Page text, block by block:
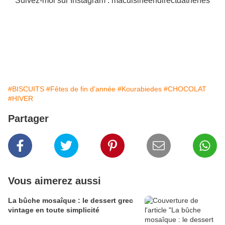
#BISCUITS #Fêtes de fin d'année #Kourabiedes #CHOCOLAT
#HIVER
Partager
Vous aimerez aussi
La bûche mosaîque : le dessert grec
vintage en toute simplicité